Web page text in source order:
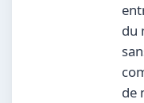
du
de